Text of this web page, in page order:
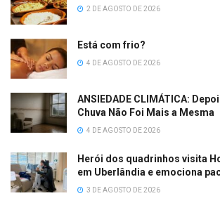
2 DE AGOSTO DE 2026
Está com frio?
4 DE AGOSTO DE 2026
ANSIEDADE CLIMÁTICA:
Chuva Não Foi Mais a Mesma
4 DE AGOSTO DE 2026
Herói dos quadrinhos visita
em Uberlândia e emociona
3 DE AGOSTO DE 2026